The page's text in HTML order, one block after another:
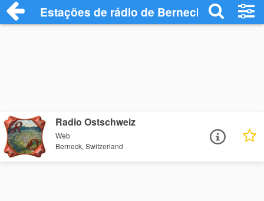
Estações de rádio de Berneck - Ouça
Radio Ostschweiz
Web
Berneck, Switzerland